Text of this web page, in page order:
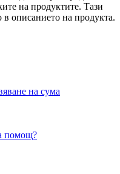
на продуктите. Тази
описанието на продукта.
на сума
помощ?